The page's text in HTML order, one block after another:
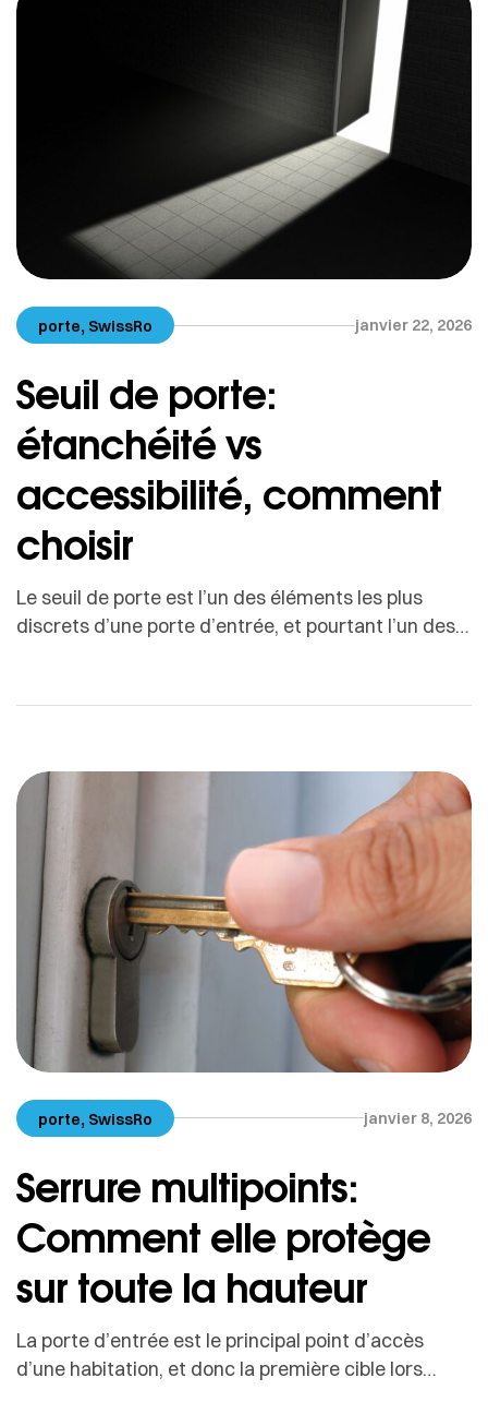
porte, SwissRo janvier 22, 2026
Seuil de porte:
étanchéité vs
accessibilité, comment
choisir
Le seuil de porte est l’un des éléments les plus
discrets d’une porte d’entrée, et pourtant l’un des
l’étanchéité, le confort thermique, la durabilité de la
l’un des rares éléments où […]
porte, SwissRo janvier 8, 2026
Serrure multipoints:
Comment elle protège
sur toute la hauteur
La porte d’entrée est le principal point d’accès
d’une habitation, et donc la première cible lors